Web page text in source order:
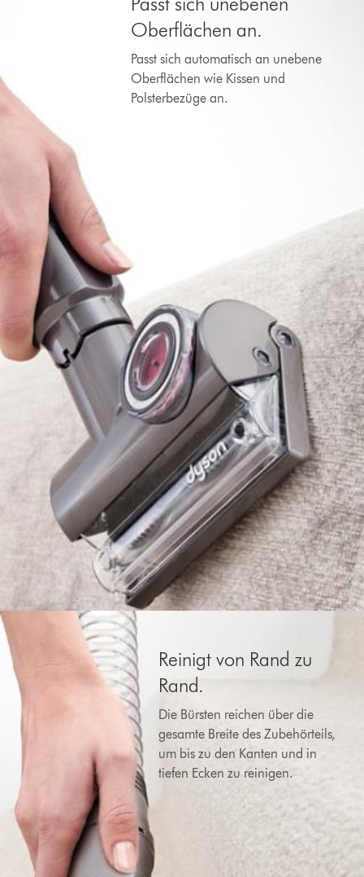
Oberflächen an.
Passt sich automatisch an unebene
Oberflächen wie Kissen und
Polsterbezüge an.
Reinigt von Rand zu
Rand.
Die Bürsten reichen über die
gesamte Breite des Zubehörteils,
um bis zu den Kanten und in
tiefen Ecken zu reinigen.